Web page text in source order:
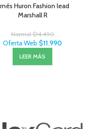
Huron Fashion lead
Marshall R
Normal$14.490
Oferta Web $11.990
LEER MÁS